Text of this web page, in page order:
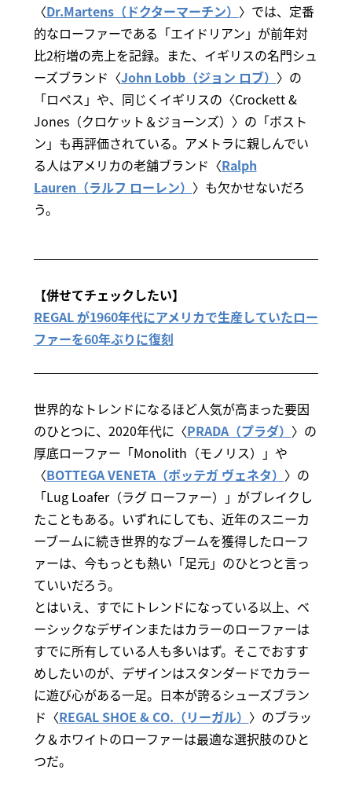
〈Dr.Martens（ドクターマーチン） 〉では、定番
的なローファーである「エイドリアン」が前年対
比2桁増の売上を記録。また、イギリスの名門シュ
ーズブランド〈John Lobb（ジョン ロブ） 〉の
「ロペス」や、同じくイギリスの〈Crockett &
Jones（クロケット＆ジョーンズ）〉の「ボスト
ン」も再評価されている。アメトラに親しんでい
る人はアメリカの老舗ブランド〈Ralph
Lauren（ラルフ ローレン） 〉も欠かせないだろ
う。
【併せてチェックしたい】
REGAL が1960年代にアメリカで生産していたロー
ファーを60年ぶりに復刻
世界的なトレンドになるほど人気が高まった要因
のひとつに、2020年代に〈PRADA（プラダ） 〉の
厚底ローファー「Monolith（モノリス）」や
〈BOTTEGA VENETA（ボッテガ ヴェネタ） 〉の
「Lug Loafer（ラグ ローファー）」がブレイクし
たこともある。いずれにしても、近年のスニーカ
ーブームに続き世界的なブームを獲得したローフ
ァーは、今もっとも熱い「足元」のひとつと言っ
ていいだろう。
とはいえ、すでにトレンドになっている以上、ベ
ーシックなデザインまたはカラーのローファーは
すでに所有している人も多いはず。そこでおすす
めしたいのが、デザインはスタンダードでカラー
に遊び心がある一足。日本が誇るシューズブラン
ド〈REGAL SHOE & CO.（リーガル） 〉のブラッ
ク＆ホワイトのローファーは最適な選択肢のひと
つだ。